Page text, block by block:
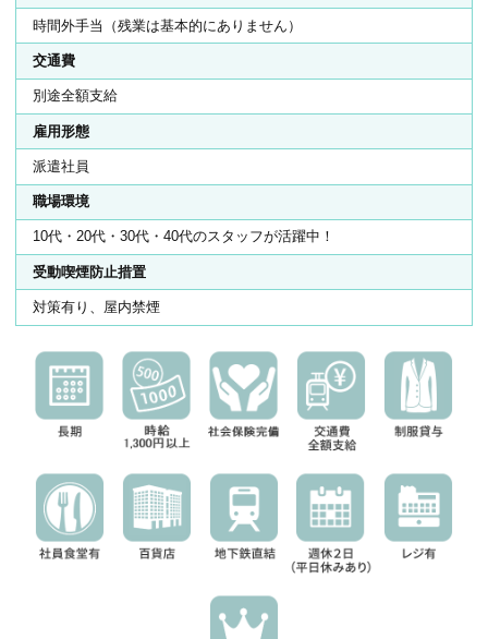
時間外手当（残業は基本的にありません）
交通費
別途全額支給
雇用形態
派遣社員
職場環境
10代・20代・30代・40代のスタッフが活躍中！
受動喫煙防止措置
対策有り、屋内禁煙